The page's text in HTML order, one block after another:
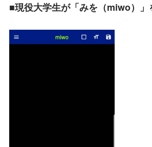
■現役大学生が「みを（miwo）」